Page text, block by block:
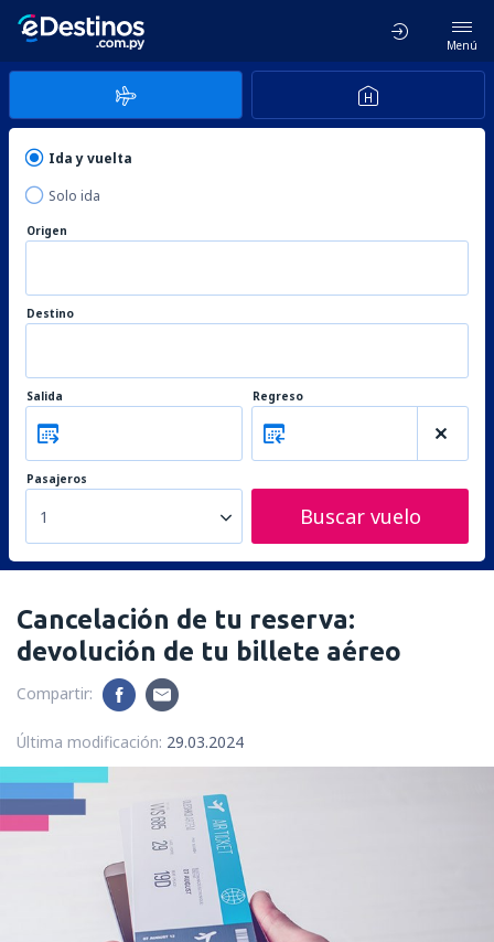
Menú
Ida y vuelta
Solo ida
Origen
Destino
Salida Regreso
Pasajeros
1 Buscar vuelo
Cancelación de tu reserva:
devolución de tu billete aéreo
Compartir:
Última modificación: 29.03.2024